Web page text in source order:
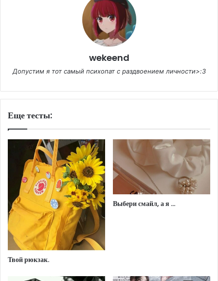
wekeend
Допустим я тот самый психопат с раздвоением личности>:3
Еще тесты:
Твой рюкзак.
Выбери смайл, а я …